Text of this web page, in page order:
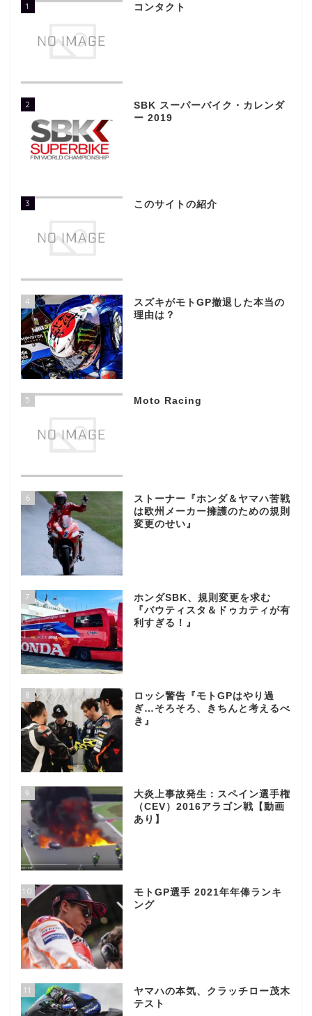
1 コンタクト
2
SBK スーパーバイク・カレンダ
ー 2019
3 このサイトの紹介
4
スズキがモトGP撤退した本当の
理由は？
5 Moto Racing
6
ストーナー『ホンダ＆ヤマハ苦戦
は欧州メーカー擁護のための規則
変更のせい』
7
ホンダSBK、規則変更を求む
『バウティスタ＆ドゥカティが有
利すぎる！』
8
ロッシ警告『モトGPはやり過
ぎ…そろそろ、きちんと考えるべ
き』
9
大炎上事故発生：スペイン選手権
（CEV）2016アラゴン戦【動画
あり】
10
モトGP選手 2021年年俸ランキ
ング
11
ヤマハの本気、クラッチロー茂木
テスト